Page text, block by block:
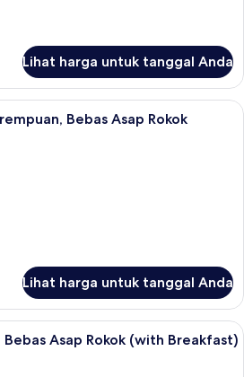
Lihat harga untuk tanggal Anda
Tirai kedap cahaya, Wi-Fi gratis, dan
Bebas Asap Rokok
Lihat harga untuk tanggal Anda
Tirai kedap cahaya, Wi-Fi gratis, dan
Asap Rokok (with Breakfast)